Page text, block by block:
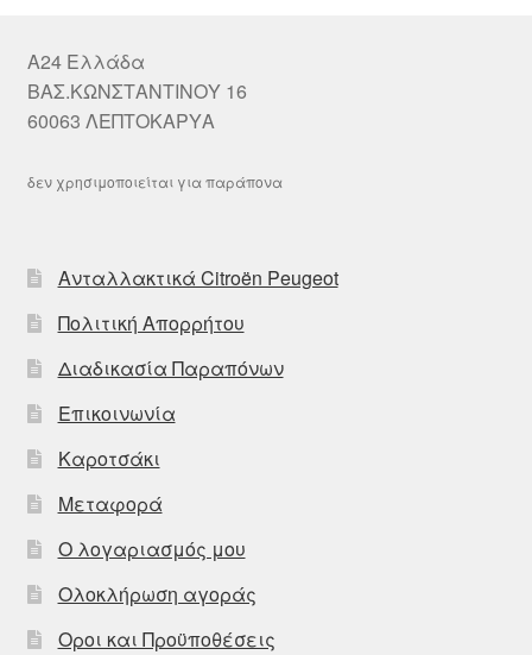
A24 Ελλάδα
ΒΑΣ.ΚΩΝΣΤΑΝΤΙΝΟΥ 16
60063 ΛΕΠΤΟΚΑΡΥΑ
δεν χρησιμοποιείται για παράπονα
Ανταλλακτικά Citroën Peugeot
Πολιτική Απορρήτου
Διαδικασία Παραπόνων
Επικοινωνία
Καροτσάκι
Μεταφορά
Ο λογαριασμός μου
Ολοκλήρωση αγοράς
Οροι και Προϋποθέσεις